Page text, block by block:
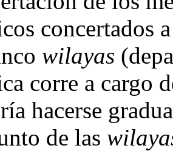
concertados
wilayas
corre a cargo
hacerse
de las